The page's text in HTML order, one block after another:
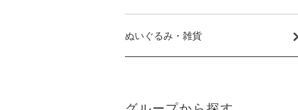
ぬいぐるみ・雑貨